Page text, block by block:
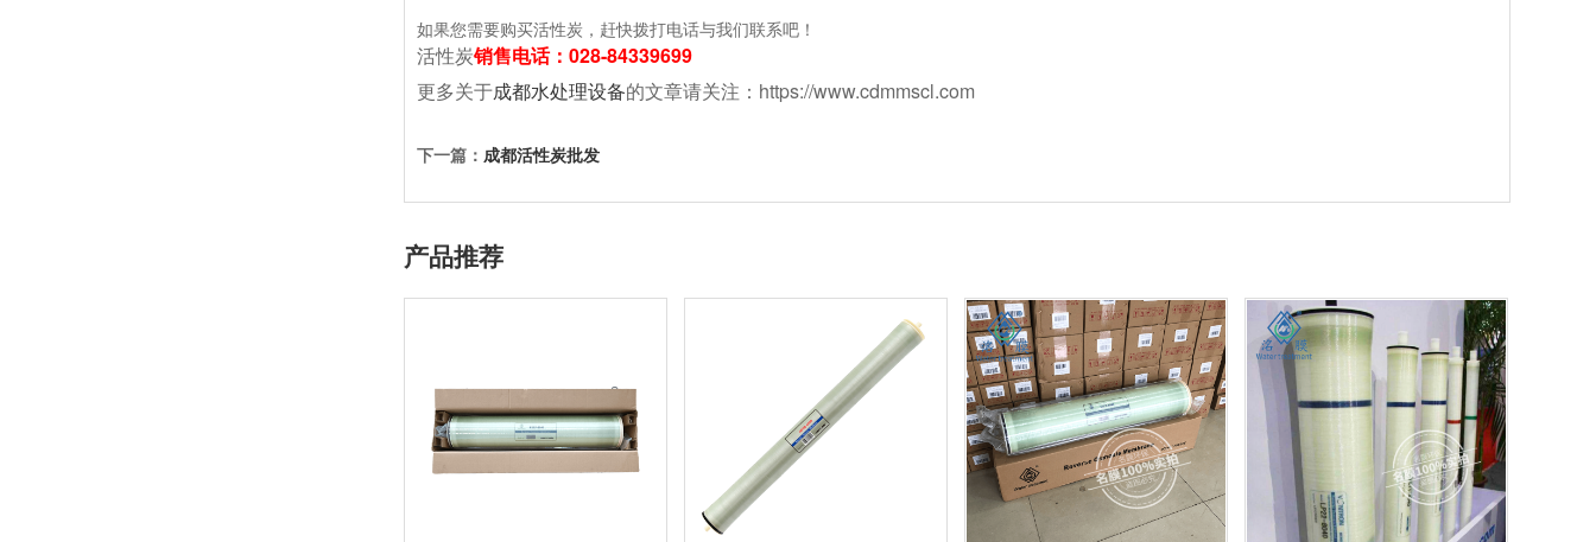
如果您需要购买活性炭，赶快拨打电话与我们联系吧！
活性炭销售电话：028-84339699
更多关于成都水处理设备的文章请关注：https://www.cdmmscl.com
下一篇： 成都活性炭批发
产品推荐